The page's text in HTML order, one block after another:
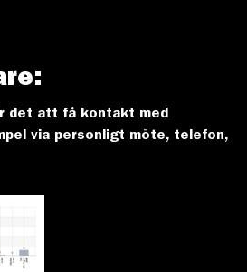
det att få kontakt med
via personligt möte, telefon,